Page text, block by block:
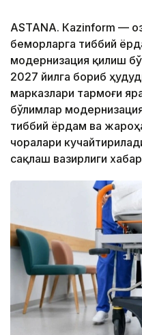
ASTANА. Кazinform —
беморларга тиббий
модернизация қилиш
2027 йилга бориб
марказлари тармоғи
бўлимлар
тиббий ёрдам ва
чоралари
сақлаш вазирлиги